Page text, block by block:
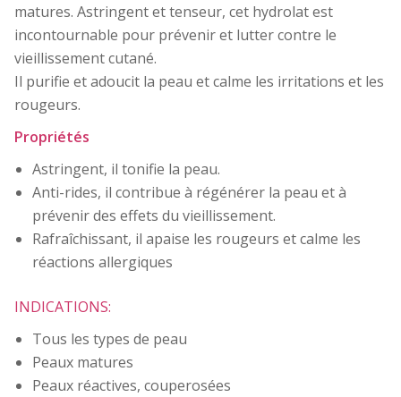
matures. Astringent et tenseur, cet hydrolat est
incontournable pour prévenir et lutter contre le
vieillissement cutané.
Il purifie et adoucit la peau et calme les irritations et les
rougeurs.
Propriétés
Astringent, il tonifie la peau.
Anti-rides, il contribue à régénérer la peau et à
prévenir des effets du vieillissement.
Rafraîchissant, il apaise les rougeurs et calme les
réactions allergiques
INDICATIONS:
Tous les types de peau
Peaux matures
Peaux réactives, couperosées